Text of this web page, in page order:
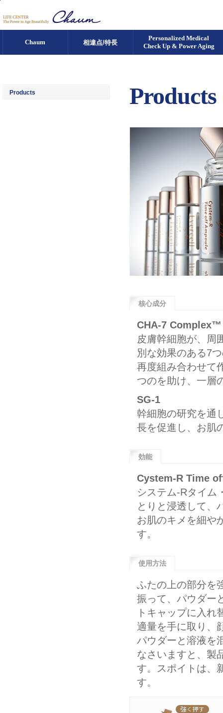
Chaum 相違点/特長
Personalized Medical
Check Up & Power Aging
Products Products
核心成分
CHA-7 Complex™
皮膚幹細胞が、周
別な効果のある7
再度組み合わせて
つのを助け、一層
SG-1
幹細胞の研究を通
長を促進し、お肌
効能
Cystem-R Time
システム-Rタイム
とりと浸透して、
お肌のキメを細や
す。
使用方法
ふたの上の部分を
振って、パウダー
トキャップに入れ
適量を手に取り、
パウダーと溶液を
なさいますと、製
す。スポイトは、
す。